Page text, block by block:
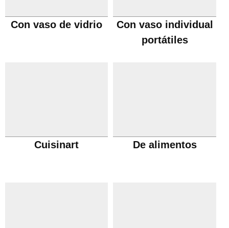
Con vaso de vidrio
Con vaso individual
portátiles
Cuisinart De alimentos